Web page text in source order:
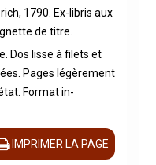
1790. Ex-libris aux
de titre.
Dos lisse à filets et
Pages légèrement
Format in-
IMPRIMER LA PAGE